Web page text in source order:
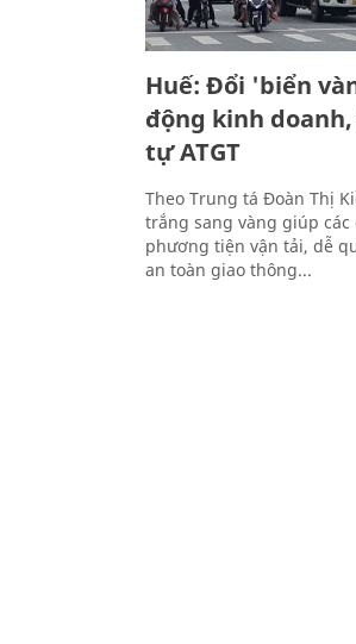
Huế: Đổi 'biển
động kinh
tự ATGT
Theo Trung tá Đoàn Thị
trắng sang vàng giúp
phương tiện vận tải, dễ
an toàn giao thông...